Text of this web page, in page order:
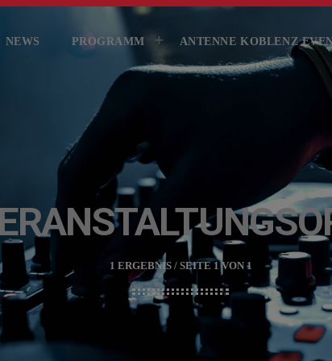
PROGRAMM ANTENNE KOBLENZ
1 ERGEBNIS / SEITE 1 VON 1